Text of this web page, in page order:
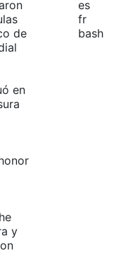
de
en
y
es
fr
bash